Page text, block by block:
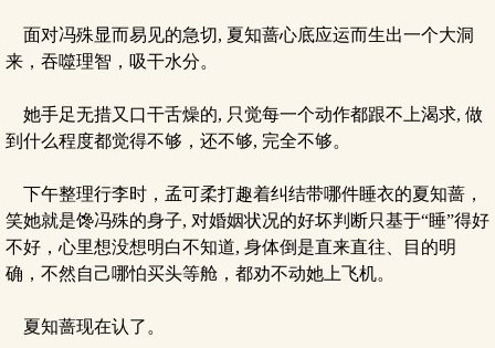
面对冯殊显而易见的急切, 夏知蔷心底应运而生出一个大洞
来，吞噬理智，吸干水分。
她手足无措又口干舌燥的, 只觉每一个动作都跟不上渴求, 做
到什么程度都觉得不够，还不够, 完全不够。
下午整理行李时，孟可柔打趣着纠结带哪件睡衣的夏知蔷，
笑她就是馋冯殊的身子, 对婚姻状况的好坏判断只基于“睡”得好
不好，心里想没想明白不知道, 身体倒是直来直往、目的明
确，不然自己哪怕买头等舱，都劝不动她上飞机。
夏知蔷现在认了。